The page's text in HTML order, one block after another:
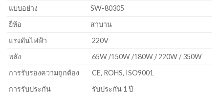
แบบอย่าง
SW-80305
ยี่ห้อ
สาบาน
แรงดันไฟฟ้า
220V
พลัง
65W /150W /180W / 220W / 350W
การรับรองความถูกต้อง
CE, ROHS, ISO9001
การรับประกัน
รับประกัน 1 ปี